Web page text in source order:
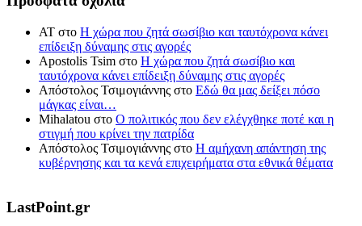
ΑΤ στο Η χώρα που ζητά σωσίβιο και ταυτόχρονα κάνει
επίδειξη δύναμης στις αγορές
Apostolis Tsim στο Η χώρα που ζητά σωσίβιο και
ταυτόχρονα κάνει επίδειξη δύναμης στις αγορές
Απόστολος Τσιμογιάννης στο Εδώ θα μας δείξει πόσο
μάγκας είναι…
Mihalatou στο Ο πολιτικός που δεν ελέγχθηκε ποτέ και η
στιγμή που κρίνει την πατρίδα
Απόστολος Τσιμογιάννης στο Η αμήχανη απάντηση της
κυβέρνησης και τα κενά επιχειρήματα στα εθνικά θέματα
LastPoint.gr